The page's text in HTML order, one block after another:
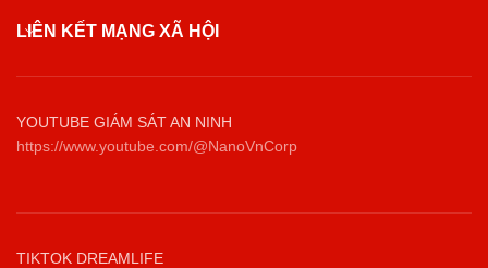
LIÊN KẾT MẠNG XÃ HỘI
YOUTUBE GIÁM SÁT AN NINH
https://www.youtube.com/@NanoVnCorp
TIKTOK DREAMLIFE